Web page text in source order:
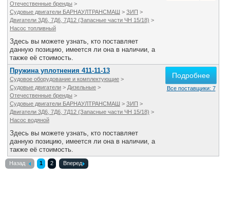
Отечественные бренды >
Судовые двигатели БАРНАУЛТРАНСМАШ > ЗИП >
Двигатели 3Д6, 7Д6, 7Д12 (Запасные части ЧН 15/18) >
Насос топливный
Здесь вы можете узнать, кто поставляет
данную позицию, имеется ли она в наличии, а
также её стоимость.
Пружина уплотнения 411-11-13
Судовое оборудование и комплектующие >
Судовые двигатели > Дизельные >
Отечественные бренды >
Судовые двигатели БАРНАУЛТРАНСМАШ > ЗИП >
Двигатели 3Д6, 7Д6, 7Д12 (Запасные части ЧН 15/18) >
Насос водяной
Здесь вы можете узнать, кто поставляет
данную позицию, имеется ли она в наличии, а
также её стоимость.
Подробнее
Все поставщики: 7
Назад 1 2 Вперед